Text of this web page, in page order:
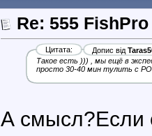
Re: 555 FishPro
Цитата: Допис від
Такое есть ))) , мы ещё в
просто 30-40 мин тулить с
А смысл?Если